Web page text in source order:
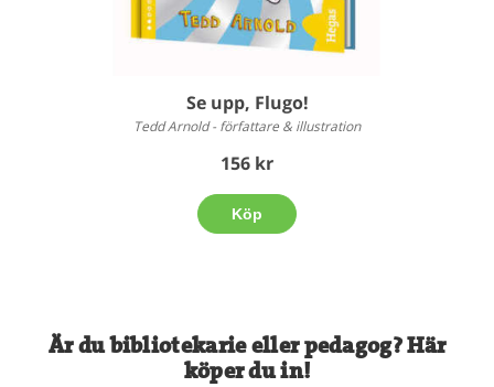
Se upp, Flugo!
Tedd Arnold - författare & illustration
156 kr
Köp
Är du bibliotekarie eller pedagog? Här
köper du in!